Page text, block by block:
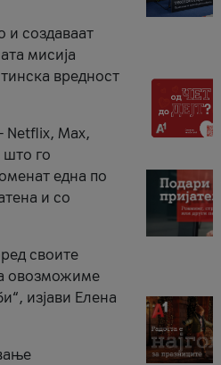
и создаваат
мисија
вредност
Netflix, Max,
што го
една по
и со
своите
овозможиме
изјави Елена